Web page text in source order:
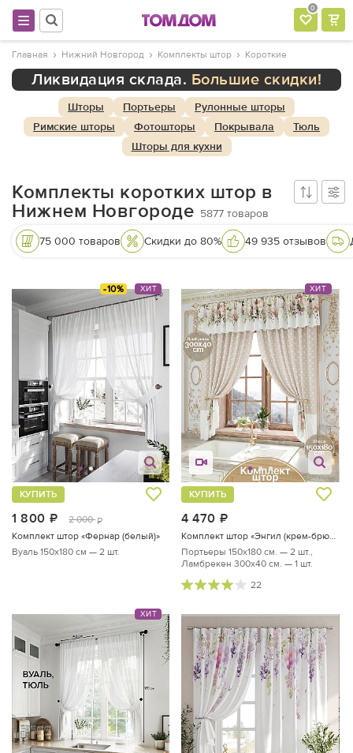
0
Главная Нижний Новгород Комплекты штор Короткие
Ликвидация склада. Большие скидки!
Шторы Портьеры
Рулонные шторы
Римские шторы
Фотошторы Покрывала
Тюль
Шторы для кухни
Комплекты коротких штор в
Нижнем Новгороде 5877товаров
75 000 товаров Скидки до 80% 49 935 отзывов
-10% ХИТ
1 800 руб.
2 000 руб.
КУПИТЬ
Комплект штор «Фернар (белый)»
Вуаль 150х180 см — 2 шт.
ХИТ
4 470
КУПИТЬ
Портьеры 150х180 см. — 2 шт.,
Ламбрекен 300х40 см. — 1 шт.
22
ХИТ